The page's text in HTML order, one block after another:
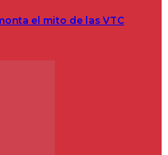
el mito de las VTC